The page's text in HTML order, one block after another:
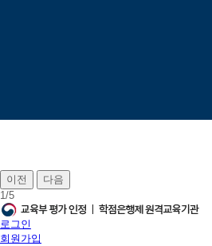
이전
다음
1/5
로그인
회원가입